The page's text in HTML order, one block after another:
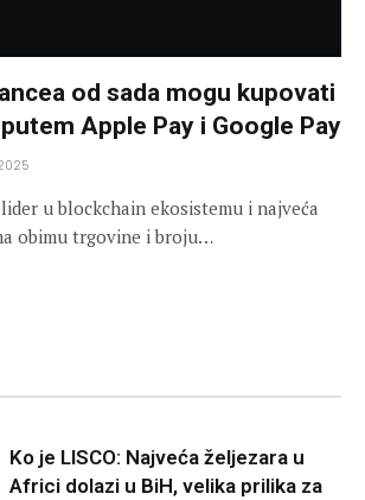
od sada mogu kupovati
Apple Pay i Google Pay
u blockchain ekosistemu i najveća
obimu trgovine i broju…
Ko je LISCO: Najveća željezara u
Africi dolazi u BiH, velika prilika za